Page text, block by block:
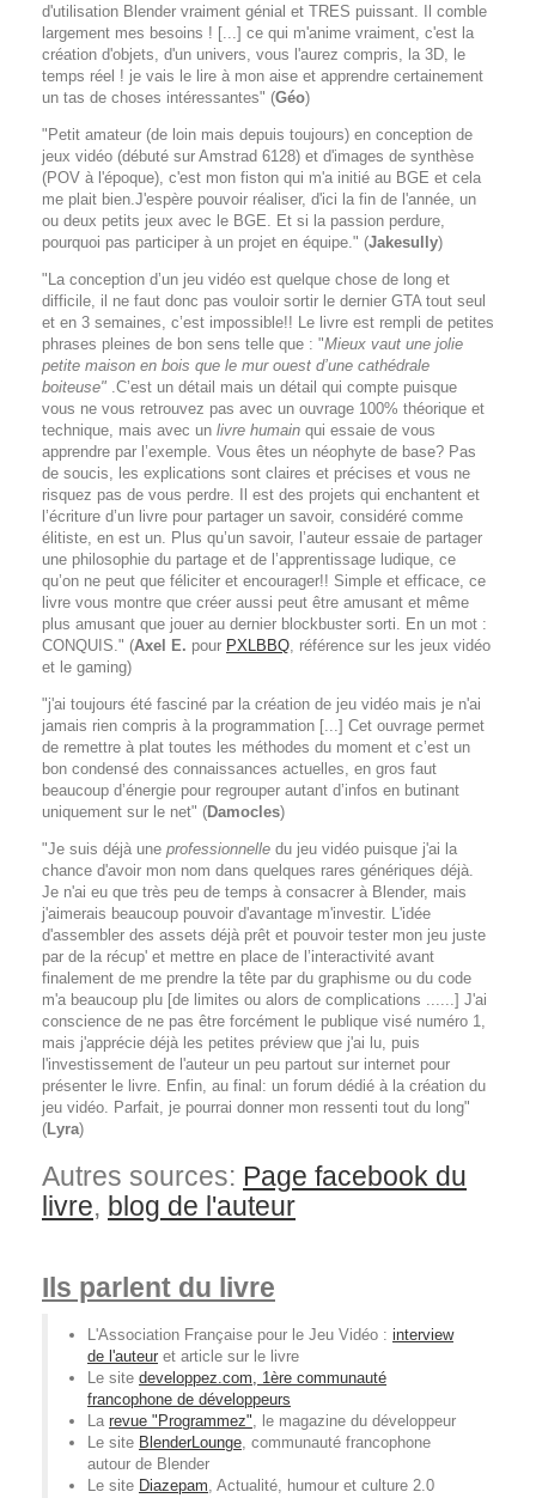
d'utilisation Blender vraiment génial et TRES puissant. Il comble
largement mes besoins ! [...] ce qui m'anime vraiment, c'est la
création d'objets, d'un univers, vous l'aurez compris, la 3D, le
temps réel ! je vais le lire à mon aise et apprendre certainement
un tas de choses intéressantes" (Géo)
"Petit amateur (de loin mais depuis toujours) en conception de
jeux vidéo (débuté sur Amstrad 6128) et d'images de synthèse
(POV à l'époque), c'est mon fiston qui m'a initié au BGE et cela
me plait bien.J'espère pouvoir réaliser, d'ici la fin de l'année, un
ou deux petits jeux avec le BGE. Et si la passion perdure,
pourquoi pas participer à un projet en équipe." (Jakesully)
"La conception d’un jeu vidéo est quelque chose de long et
difficile, il ne faut donc pas vouloir sortir le dernier GTA tout seul
et en 3 semaines, c’est impossible!! Le livre est rempli de petites
phrases pleines de bon sens telle que : "Mieux vaut une jolie
petite maison en bois que le mur ouest d’une cathédrale
boiteuse" .C’est un détail mais un détail qui compte puisque
vous ne vous retrouvez pas avec un ouvrage 100% théorique et
technique, mais avec un livre humain qui essaie de vous
apprendre par l’exemple. Vous êtes un néophyte de base? Pas
de soucis, les explications sont claires et précises et vous ne
risquez pas de vous perdre. Il est des projets qui enchantent et
l’écriture d’un livre pour partager un savoir, considéré comme
élitiste, en est un. Plus qu’un savoir, l’auteur essaie de partager
une philosophie du partage et de l’apprentissage ludique, ce
qu’on ne peut que féliciter et encourager!! Simple et efficace, ce
livre vous montre que créer aussi peut être amusant et même
plus amusant que jouer au dernier blockbuster sorti. En un mot :
CONQUIS." (Axel E. pour PXLBBQ, référence sur les jeux vidéo
et le gaming)
"j'ai toujours été fasciné par la création de jeu vidéo mais je n'ai
jamais rien compris à la programmation [...] Cet ouvrage permet
de remettre à plat toutes les méthodes du moment et c’est un
bon condensé des connaissances actuelles, en gros faut
beaucoup d’énergie pour regrouper autant d’infos en butinant
uniquement sur le net" (Damocles)
"Je suis déjà une professionnelle du jeu vidéo puisque j'ai la
chance d'avoir mon nom dans quelques rares génériques déjà.
Je n'ai eu que très peu de temps à consacrer à Blender, mais
j'aimerais beaucoup pouvoir d'avantage m'investir. L'idée
d'assembler des assets déjà prêt et pouvoir tester mon jeu juste
par de la récup' et mettre en place de l’interactivité avant
finalement de me prendre la tête par du graphisme ou du code
m'a beaucoup plu [de limites ou alors de complications ......] J'ai
conscience de ne pas être forcément le publique visé numéro 1,
mais j'apprécie déjà les petites préview que j'ai lu, puis
l'investissement de l'auteur un peu partout sur internet pour
présenter le livre. Enfin, au final: un forum dédié à la création du
jeu vidéo. Parfait, je pourrai donner mon ressenti tout du long"
(Lyra)
Autres sources: Page facebook du
livre, blog de l'auteur
Ils parlent du livre
L'Association Française pour le Jeu Vidéo : interview
de l'auteur et article sur le livre
Le site developpez.com, 1ère communauté
francophone de développeurs
La revue "Programmez", le magazine du développeur
Le site BlenderLounge, communauté francophone
autour de Blender
Le site Diazepam, Actualité, humour et culture 2.0